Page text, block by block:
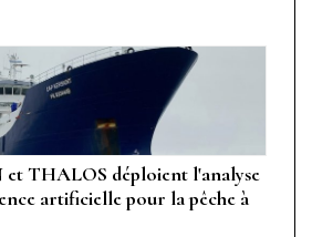
THALOS déploient l'analyse
artificielle pour la pêche à